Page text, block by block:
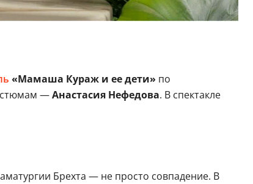
«Мамаша Кураж и ее дети» по
—Анастасия Нефедова. В спектакле
Брехта — не просто совпадение. В